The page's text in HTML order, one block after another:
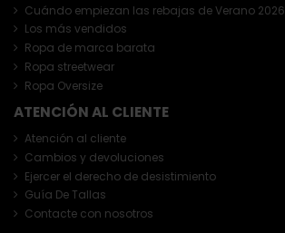
Cuándo empiezan las rebajas de Verano 2026
Los más vendidos
Ropa de marca barata
Ropa streetwear
Ropa Oversize
ATENCIÓN AL CLIENTE
Atención al cliente
Cambios y devoluciones
Ejercer el derecho de desistimiento
Guía De Tallas
Contacte con nosotros